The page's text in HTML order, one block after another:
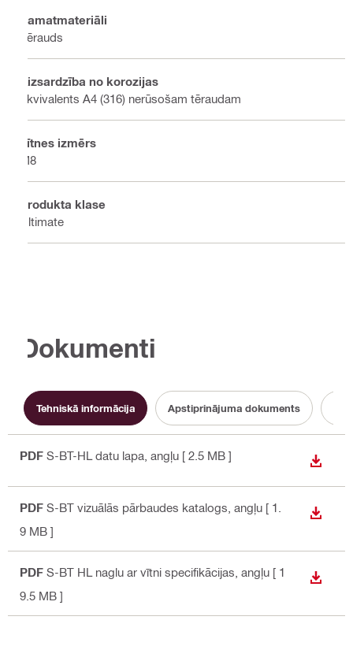
Pamatmateriāli
Tērauds
Aizsardzība no korozijas
Ekvivalents A4 (316) nerūsošam tēraudam
Vītnes izmērs
M8
Produkta klase
Ultimate
Dokumenti
Tehniskā informācija Apstiprinājuma dokuments
PDF S-BT-HL datu lapa , angļu [ 2.5 MB ]
PDF S-BT vizuālās pārbaudes katalogs , angļu [ 1.
9 MB ]
PDF S-BT HL naglu ar vītni specifikācijas , angļu [ 1
9.5 MB ]